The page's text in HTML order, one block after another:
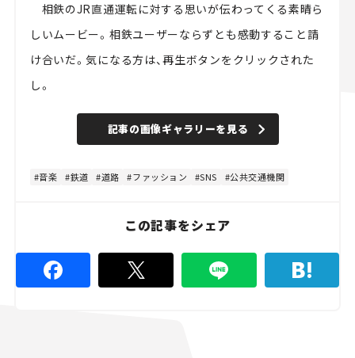
相鉄のJR直通運転に対する思いが伝わってくる素晴ら
しいムービー。相鉄ユーザーならずとも感動すること請
け合いだ。気になる方は、再生ボタンをクリックされた
し。
記事の画像ギャラリーを見る
音楽 鉄道 道路 ファッション SNS 公共交通機関
この記事をシェア